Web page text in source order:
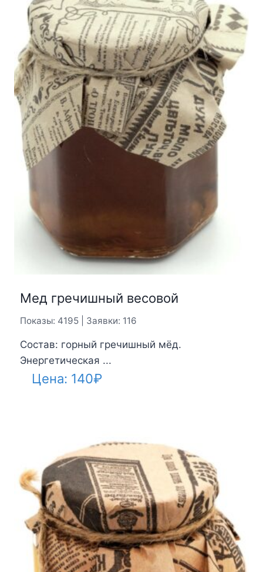
Мед гречишный весовой
Показы: 4195 | Заявки: 116
Состав: горный гречишный мёд.
Энергетическая ...
Цена: 140₽